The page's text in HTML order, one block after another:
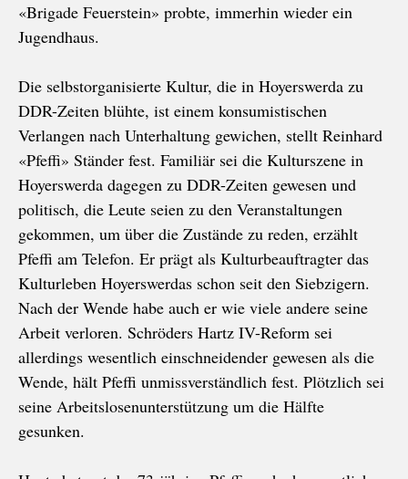
«Brigade Feuerstein» probte, immerhin wieder ein
Jugendhaus.
Die selbstorganisierte Kultur, die in Hoyerswerda zu
DDR-Zeiten blühte, ist einem konsumistischen
Verlangen nach Unterhaltung gewichen, stellt Reinhard
«Pfeffi» Ständer fest. Familiär sei die Kulturszene in
Hoyerswerda dagegen zu DDR-Zeiten gewesen und
politisch, die Leute seien zu den Veranstaltungen
gekommen, um über die Zustände zu reden, erzählt
Pfeffi am Telefon. Er prägt als Kulturbeauftragter das
Kulturleben Hoyerswerdas schon seit den Siebzigern.
Nach der Wende habe auch er wie viele andere seine
Arbeit verloren. Schröders Hartz IV-Reform sei
allerdings wesentlich einschneidender gewesen als die
Wende, hält Pfeffi unmissverständlich fest. Plötzlich sei
seine Arbeitslosenunterstützung um die Hälfte
gesunken.